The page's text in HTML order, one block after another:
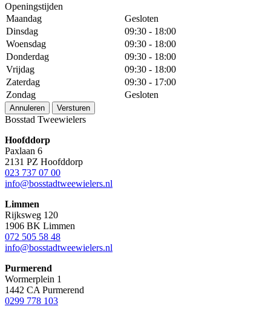
Openingstijden
Maandag
Gesloten
Dinsdag
09:30 - 18:00
Woensdag
09:30 - 18:00
Donderdag
09:30 - 18:00
Vrijdag
09:30 - 18:00
Zaterdag
09:30 - 17:00
Zondag
Gesloten
Annuleren Versturen
Bosstad Tweewielers
Hoofddorp
Paxlaan 6
2131 PZ Hoofddorp
023 737 07 00
info@bosstadtweewielers.nl
Limmen
Rijksweg 120
1906 BK Limmen
072 505 58 48
info@bosstadtweewielers.nl
Purmerend
Wormerplein 1
1442 CA Purmerend
0299 778 103